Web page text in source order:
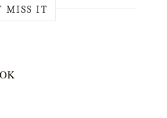
MISS IT